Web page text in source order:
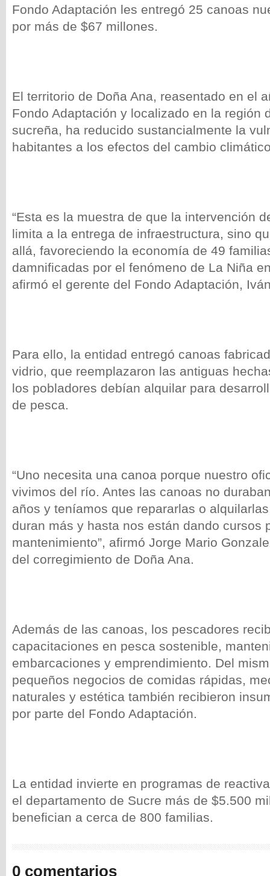
Fondo Adaptación les entregó 25 canoas
por más de $67 millones.
El territorio de Doña Ana, reasentado en el
Fondo Adaptación y localizado en la región
sucreña, ha reducido sustancialmente la
habitantes a los efectos del cambio
“Esta es la muestra de que la intervención
limita a la entrega de infraestructura, sino
allá, favoreciendo la economía de 49
damnificadas por el fenómeno de La Niña
afirmó el gerente del Fondo Adaptación,
Para ello, la entidad entregó canoas
vidrio, que reemplazaron las antiguas
los pobladores debían alquilar para
de pesca.
“Uno necesita una canoa porque nuestro
vivimos del río. Antes las canoas no
años y teníamos que repararlas o
duran más y hasta nos están dando cursos
mantenimiento”, afirmó Jorge Mario
del corregimiento de Doña Ana.
Además de las canoas, los pescadores
capacitaciones en pesca sostenible,
embarcaciones y emprendimiento. Del
pequeños negocios de comidas rápidas,
naturales y estética también recibieron
por parte del Fondo Adaptación.
La entidad invierte en programas de
el departamento de Sucre más de $5.500
benefician a cerca de 800 familias.
0 comentarios
wp-